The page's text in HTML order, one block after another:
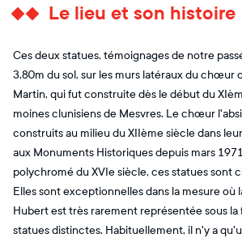
Le lieu et son histoire
Ces deux statues, témoignages de notre
3,80m du sol, sur les murs latéraux du chœur
Martin, qui fut construite dès le début du
moines clunisiens de Mesvres. Le chœur
construits au milieu du XIIème siècle dans
aux Monuments Historiques depuis mars
polychromé du XVIe siècle, ces statues sont
Elles sont exceptionnelles dans la mesure où
Hubert est très rarement représentée sous la
statues distinctes. Habituellement, il n'y a